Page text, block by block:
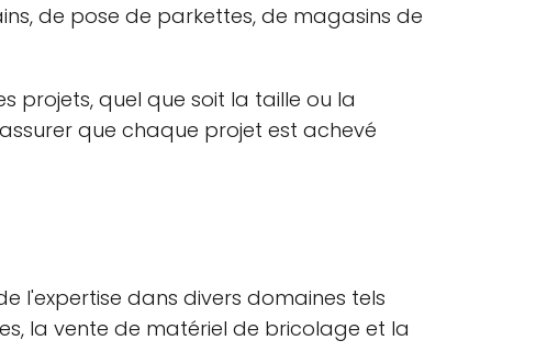
de pose de parkettes, de magasins de
projets, quel que soit la taille ou la
que chaque projet est achevé
l'expertise dans divers domaines tels
la vente de matériel de bricolage et la